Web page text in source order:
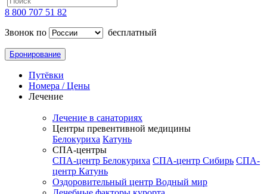
8 800 707 51 82
Звонок по
бесплатный
Бронирование
Путёвки
Номера / Цены
Лечение
Лечение в санаториях
Центры превентивной медицины
Белокуриха Катунь
СПА-центры
СПА-центр Белокуриха СПА-центр Сибирь СПА-
центр Катунь
Оздоровительный центр Водный мир